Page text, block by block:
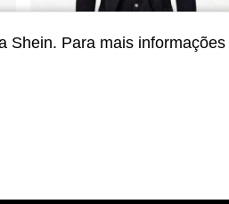
Shein. Para mais informações